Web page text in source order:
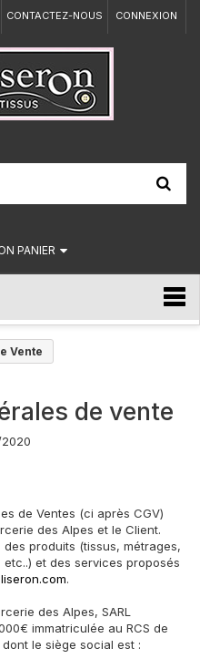
CONNEXION
CONTACTEZ-NOUS
PANIER
Vente
de vente
2020
de Ventes (ci après CGV)
des Alpes et le Client.
produits (tissus, métrages,
et des services proposés
.
des Alpes, SARL
immatriculée au RCS de
le siège social est :